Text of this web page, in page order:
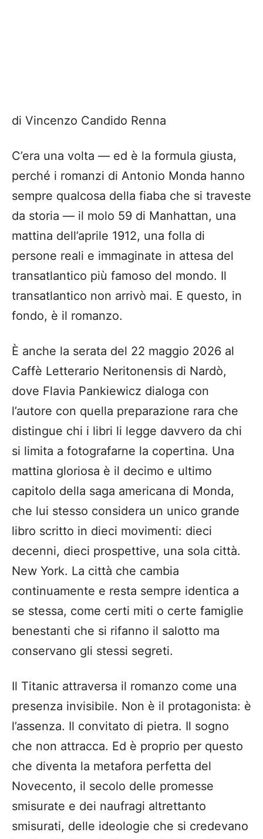
di Vincenzo Candido Renna
C’era una volta — ed è la formula giusta,
perché i romanzi di Antonio Monda hanno
sempre qualcosa della fiaba che si traveste
da storia — il molo 59 di Manhattan, una
mattina dell’aprile 1912, una folla di
persone reali e immaginate in attesa del
transatlantico più famoso del mondo. Il
transatlantico non arrivò mai. E questo, in
fondo, è il romanzo.
È anche la serata del 22 maggio 2026 al
Caffè Letterario Neritonensis di Nardò,
dove Flavia Pankiewicz dialoga con
l’autore con quella preparazione rara che
distingue chi i libri li legge davvero da chi
si limita a fotografarne la copertina. Una
mattina gloriosa è il decimo e ultimo
capitolo della saga americana di Monda,
che lui stesso considera un unico grande
libro scritto in dieci movimenti: dieci
decenni, dieci prospettive, una sola città.
New York. La città che cambia
continuamente e resta sempre identica a
se stessa, come certi miti o certe famiglie
benestanti che si rifanno il salotto ma
conservano gli stessi segreti.
Il Titanic attraversa il romanzo come una
presenza invisibile. Non è il protagonista: è
l’assenza. Il convitato di pietra. Il sogno
che non attracca. Ed è proprio per questo
che diventa la metafora perfetta del
Novecento, il secolo delle promesse
smisurate e dei naufragi altrettanto
smisurati, delle ideologie che si credevano